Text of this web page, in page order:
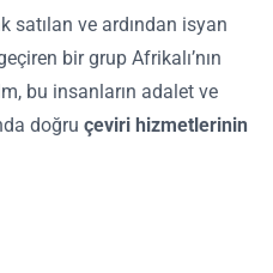
satılan ve ardından isyan
bir grup Afrikalı’nın
bu insanların adalet ve
doğru çeviri hizmetlerinin